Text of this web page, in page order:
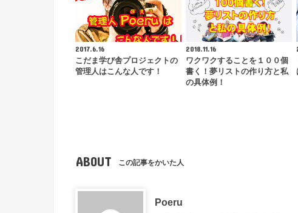
2017.6.16
こだま学び舎プロジェクトの
管理人はこんな人です！
2018.11.16
ワクワクすることを１００個
書く！夢リストの作り方と私
の具体例！
ABOUT この記事をかいた人
Poeru